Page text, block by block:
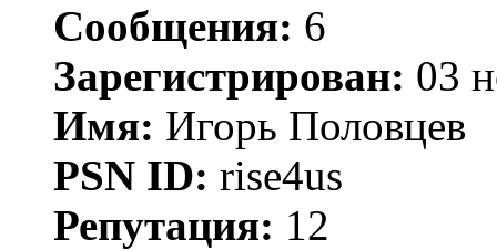
Сообщения: 6
Зарегистрирован: 03
Имя: Игорь Половцев
PSN ID: rise4us
Репутация: 12